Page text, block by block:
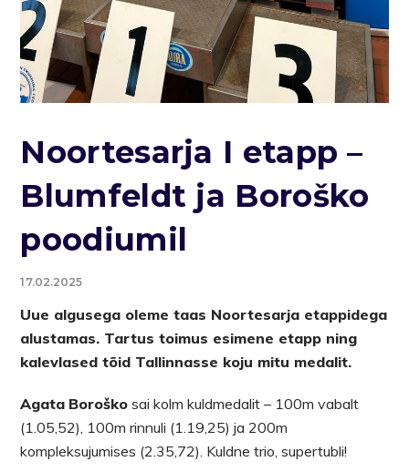
Noortesarja I etapp –
Blumfeldt ja Boroško
poodiumil
17.02.2025
Uue algusega oleme taas Noortesarja etappidega
alustamas. Tartus toimus esimene etapp ning
kalevlased tõid Tallinnasse koju mitu medalit.
Agata Boroško sai kolm kuldmedalit – 100m vabalt
(1.05,52), 100m rinnuli (1.19,25) ja 200m
kompleksujumises (2.35,72). Kuldne trio, supertubli!